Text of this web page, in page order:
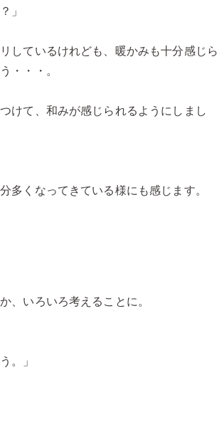
」
しているけれども、暖かみも十分感じら
・・・。
けて、和みが感じられるようにしまし
くなってきている様にも感じます。
、いろいろ考えることに。
。」